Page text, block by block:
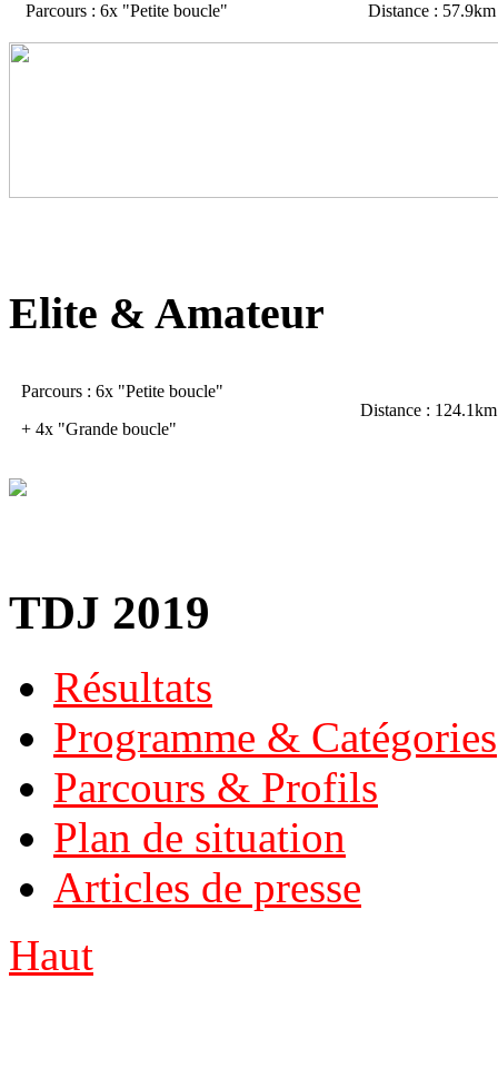
Parcours : 6x "Petite boucle" Distance : 57.9km
Elite & Amateur
Parcours : 6x "Petite boucle"
+ 4x "Grande boucle"
Distance : 124.1km
TDJ 2019
Résultats
Programme & Catégories
Parcours & Profils
Plan de situation
Articles de presse
Haut